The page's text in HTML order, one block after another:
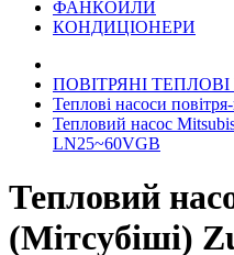
ФАНКОЙЛИ
КОНДИЦІОНЕРИ
ПОВІТРЯНІ
Теплові насоси
Тепловий насос
LN25~60VGB
Тепловий
(Мітсубіші)